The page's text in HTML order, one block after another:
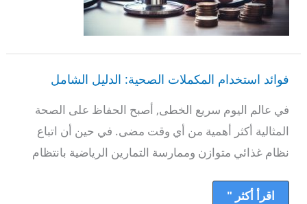
فوائد استخدام المكملات الصحية: الدليل الشامل
في عالم اليوم سريع الخطى, أصبح الحفاظ على الصحة
المثالية أكثر أهمية من أي وقت مضى. في حين أن اتباع
نظام غذائي متوازن وممارسة التمارين الرياضية بانتظام
فوائد
استخدام
المكملات
الدليل
الشامل
اقرأ أكثر "